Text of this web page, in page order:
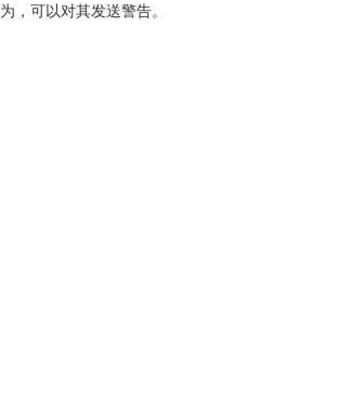
，可以对其发送警告。